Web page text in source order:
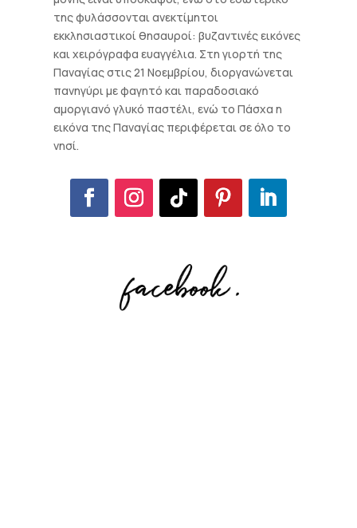
της φυλάσσονται ανεκτίμητοι
εκκλησιαστικοί θησαυροί: βυζαντινές εικόνες
και χειρόγραφα ευαγγέλια. Στη γιορτή της
Παναγίας στις 21 Νοεμβρίου, διοργανώνεται
πανηγύρι με φαγητό και παραδοσιακό
αμοργιανό γλυκό παστέλι, ενώ το Πάσχα η
εικόνα της Παναγίας περιφέρεται σε όλο το
νησί.